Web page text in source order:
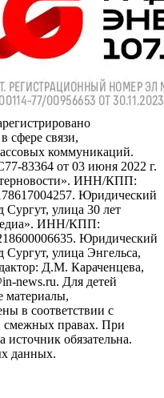
сфере связи,
коммуникаций.
83364 от 03 июня 2022 г.
ИНН/КПП:
Юридический
улица 30 лет
ИНН/КПП:
Юридический
улица Энгельса,
Д.М. Караченцева,
news.ru. Для детей
материалы,
в соответствии с
смежных правах. При
источник обязательна.
данных.